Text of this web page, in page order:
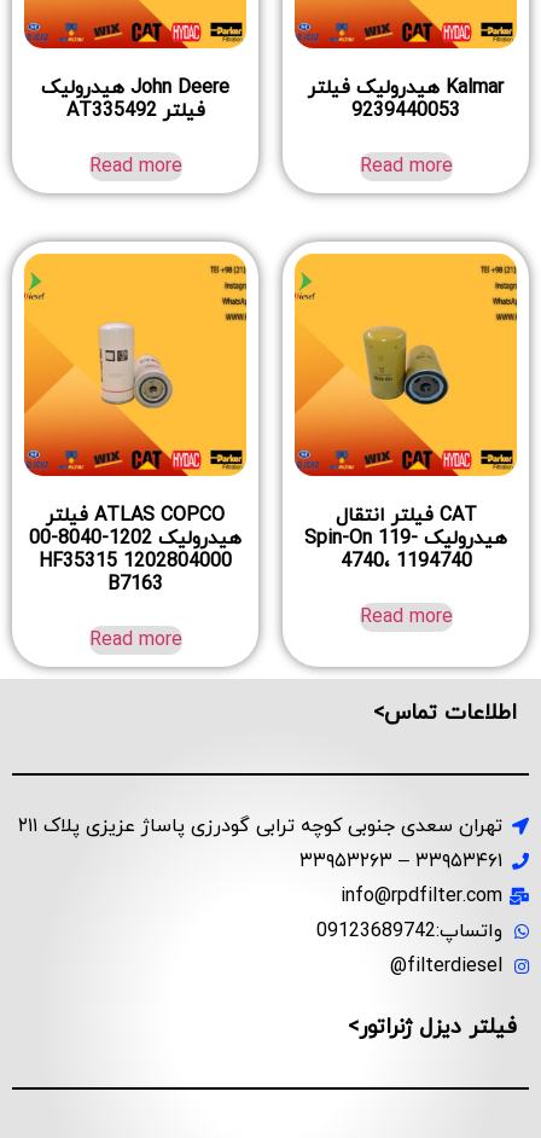
Kalmar هیدرولیک فیلتر
9239440053
Read more
John Deere هیدرولیک
فیلتر AT335492
Read more
CAT فیلتر انتقال
هیدرولیک Spin-On 119-
4740، 1194740
Read more
ATLAS COPCO فیلتر
هیدرولیک 1202-8040-00
1202804000 HF35315
B7163
Read more
اطلاعات تماس>
تهران سعدی جنوبی کوچه ترابی گودرزی پاساژ عزیزی پلاک ۲۱۱
۳۳۹۵۳۴۶۱ – ۳۳۹۵۳۲۶۳
info@rpdfilter.com
واتساپ:09123689742
filterdiesel@
فیلتر دیزل ژنراتور>